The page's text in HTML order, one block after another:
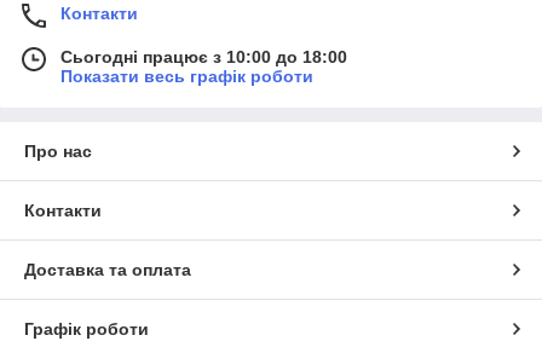
Контакти
Сьогодні працює з 10:00 до 18:00
Показати весь графік роботи
Про нас
Контакти
Доставка та оплата
Графік роботи